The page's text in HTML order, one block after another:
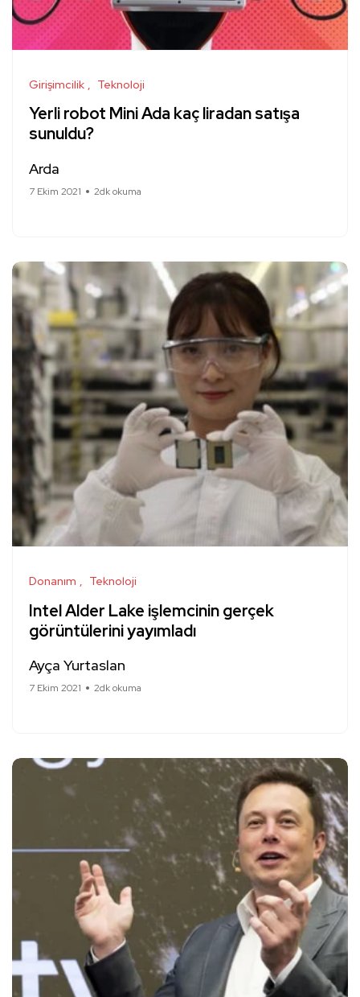
Girişimcilik Teknoloji
Yerli robot Mini Ada kaç liradan satışa
sunuldu?
Arda
7 Ekim 2021 2dk okuma
Donanım Teknoloji
Intel Alder Lake işlemcinin gerçek
görüntülerini yayımladı
Ayça Yurtaslan
7 Ekim 2021 2dk okuma